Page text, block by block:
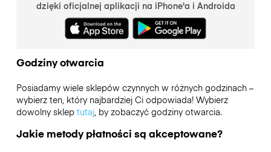
dzięki oficjalnej aplikacji na iPhone'a i Androida
Godziny otwarcia
Posiadamy wiele sklepów czynnych w różnych godzinach –
wybierz ten, który najbardziej Ci odpowiada! Wybierz
dowolny sklep tutaj, by zobaczyć godziny otwarcia.
Jakie metody płatności są akceptowane?